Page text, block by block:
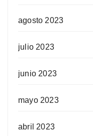
agosto 2023
julio 2023
junio 2023
mayo 2023
abril 2023